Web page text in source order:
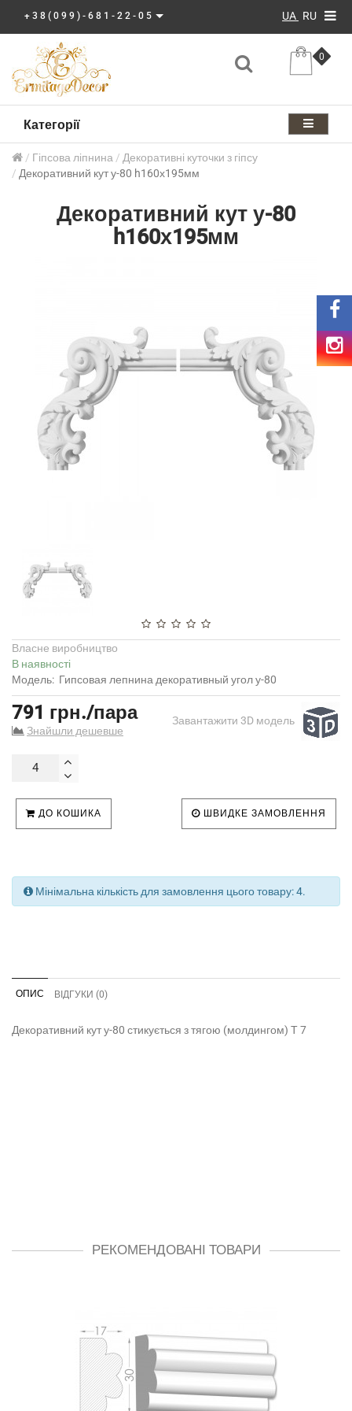
+38(099)-681-22-05 UA RU
0
Категорії
Гіпсова ліпнина
Декоративні куточки з гіпсу
Декоративний кут у-80 h160х195мм
Декоративний кут у-80
h160х195мм
Власне виробництво
В наявності
Модель: Гипсовая лепнина декоративный угол у-80
791 грн./пара
Знайшли дешевше
Завантажити 3D модель
ДО КОШИКА ШВИДКЕ ЗАМОВЛЕННЯ
Мінімальна кількість для замовлення цього товару: 4.
ОПИС ВІДГУКИ (0)
Декоративний кут у-80 стикується з тягою (молдингом) Т 7
РЕКОМЕНДОВАНІ ТОВАРИ